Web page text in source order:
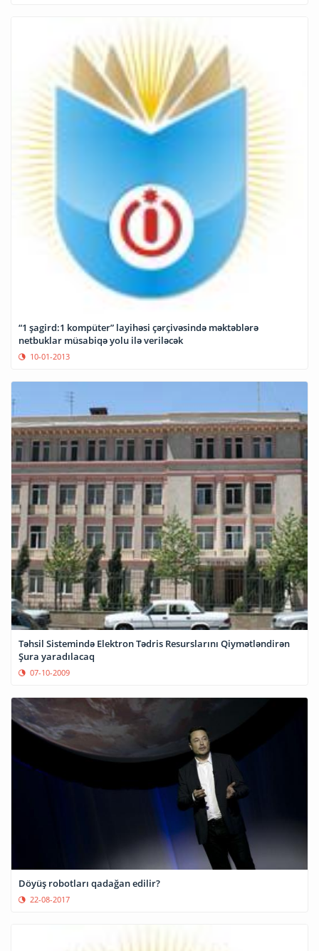
“1 şagird:1 kompüter” layihəsi çərçivəsində məktəblərə
netbuklar müsabiqə yolu ilə veriləcək
10-01-2013
Təhsil Sistemində Elektron Tədris Resurslarını Qiymətləndirən
Şura yaradılacaq
07-10-2009
Döyüş robotları qadağan edilir?
22-08-2017